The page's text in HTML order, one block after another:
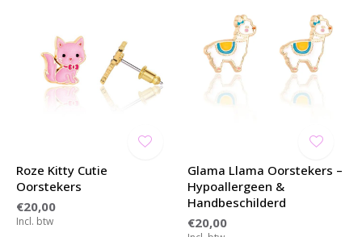
Roze Kitty Cutie
Oorstekers
€20,00
Incl. btw
Glama Llama Oorstekers –
Hypoallergeen &
Handbeschilderd
€20,00